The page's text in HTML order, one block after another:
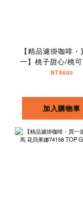
【精品濾掛咖啡・
一】桃子甜心/桃可
水洗｜10入
NT$600
加入購物車